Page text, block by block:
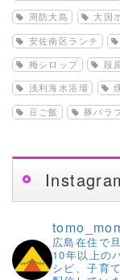
周防大島
大国
安佐南区ランチ
梅シロップ
段
浅利海水浴場
豆ご飯
豚バラ
広島在住で
10年以上の
シピ、子育